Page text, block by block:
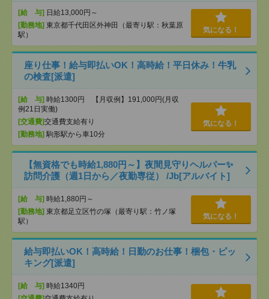
[給 与] 日給13,000円～
[勤務地] 東京都千代田区外神田（最寄り駅：秋葉原
駅）
気になる！
座り仕事！給与即払いOK！高時給！平日休み！牛乳
の検査[派遣]
[給 与] 時給1300円 【月収例】191,000円(月収
例21日実働)
[交通費]交通費支給有り
[勤務地] 駒形駅から車10分
気になる！
【無資格でも時給1,880円～】夜間見守りヘルパー✨
訪問介護（週1日から／夜勤専従） /Jb[アルバイト]
[給 与] 時給1,880円～
[勤務地] 東京都足立区竹の塚（最寄り駅：竹ノ塚
駅）
気になる！
給与即払いOK！高時給！日勤のお仕事！梱包・ピッ
キング[派遣]
[給 与] 時給1340円